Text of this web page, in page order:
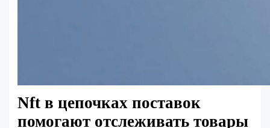
Nft в цепочках поставок
помогают отслеживать товары